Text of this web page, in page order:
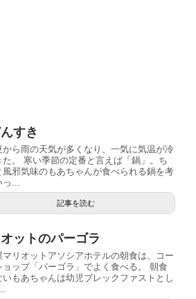
すき
から雨の天気が多くなり、一気に気温が冷
た。 寒い季節の定番と言えば「鍋」。ち
風邪気味のもあちゃんが食べられる鍋を考
っ...
記事を読む
ットのパーゴラ
マリオットアソシアホテルの朝食は、コー
ョップ「パーゴラ」でよく食べる。 朝食
いもあちゃんは幼児ブレックファストとし